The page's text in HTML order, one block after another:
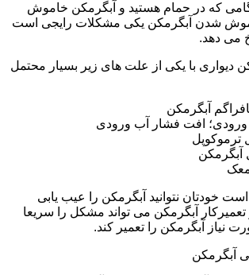
که در حمام هستید و آبگرمکن خاموش
شدن آبگرمکن یکی مشکلات رایجی است
می دهد.
با یکی از علت های زیر بسیار محتمل
آبگرمکن
ورودی؛ افت فشار آب ورودی
خودتان نتوانید آبگرمکن را عیب یابی
آبگرمکن می تواند مشکل را سریعا
نیاز آبگرمکن را تعمیر کند.
آبگرمکن